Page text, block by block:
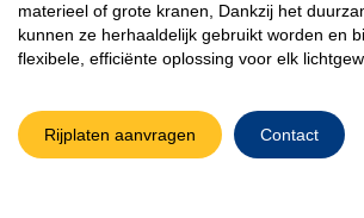
materieel of grote kranen, Dankzij het
kunnen ze herhaaldelijk gebruikt worden en
flexibele, efficiënte oplossing voor elk
Rijplaten aanvragen Contact